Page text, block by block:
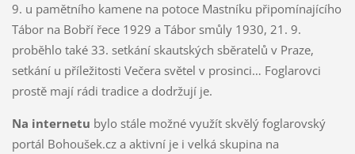
9. u pamětního kamene na potoce Mastníku připomínajícího
Tábor na Bobří řece 1929 a Tábor smůly 1930, 21. 9.
proběhlo také 33. setkání skautských sběratelů v Praze,
setkání u příležitosti Večera světel v prosinci… Foglarovci
prostě mají rádi tradice a dodržují je.
Na internetu bylo stále možné využít skvělý foglarovský
portál Bohoušek.cz a aktivní je i velká skupina na